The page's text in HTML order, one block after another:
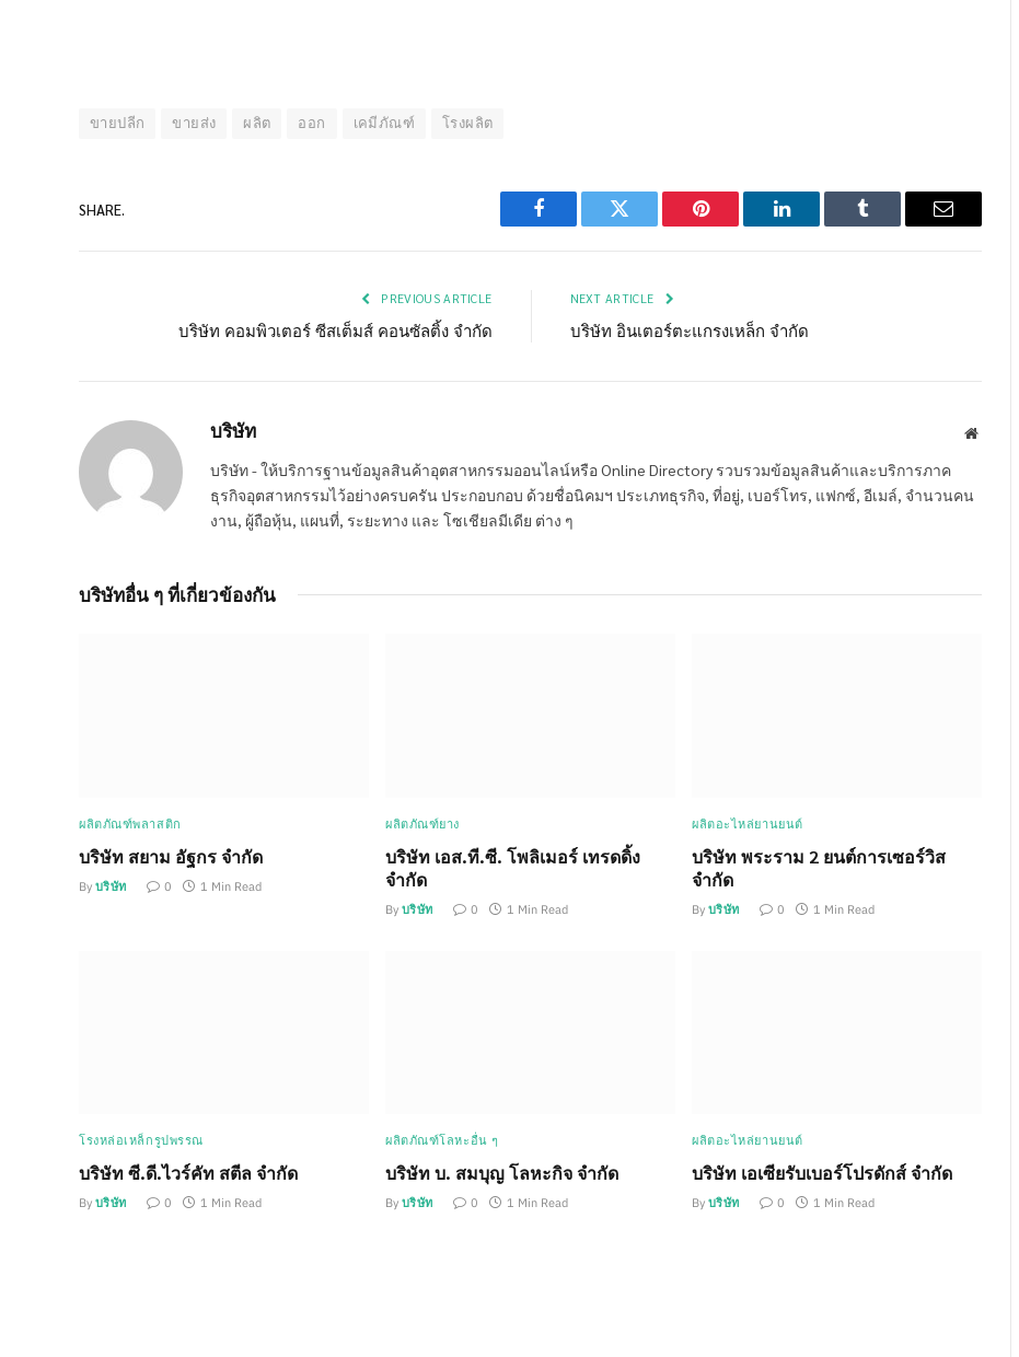
ขายปลีก ขายส่ง ผลิต ออก เคมีภัณฑ์ โรงผลิต
SHARE.
Facebook Twitter Pinterest LinkedIn Tumblr Email
PREVIOUS ARTICLE
บริษัท คอมพิวเตอร์ ซีสเต็มส์ คอนซัลติ้ง จำกัด
NEXT ARTICLE
บริษัท อินเตอร์ตะแกรงเหล็ก จำกัด
บริษัท Website
บริษัท - ให้บริการฐานข้อมูลสินค้าอุตสาหกรรมออนไลน์หรือ Online Directory รวบรวมข้อมูลสินค้าและบริการภาค
ธุรกิจอุตสาหกรรมไว้อย่างครบครัน ประกอบกอบ ด้วยชื่อนิคมฯ ประเภทธุรกิจ, ที่อยู่, เบอร์โทร, แฟกซ์, อีเมล์, จำนวนคน
งาน, ผู้ถือหุ้น, แผนที่, ระยะทาง และ โซเชียลมีเดีย ต่าง ๆ
บริษัทอื่น ๆ ที่เกี่ยวข้องกัน
ผลิตภัณฑ์พลาสติก
บริษัท สยาม อัฐกร จำกัด
By บริษัท 0 1 Min Read
ผลิตภัณฑ์ยาง
บริษัท เอส.ที.ซี. โพลิเมอร์ เทรดดิ้ง
จำกัด
By บริษัท 0 1 Min Read
ผลิตอะไหล่ยานยนต์
บริษัท พระราม 2 ยนต์การเซอร์วิส
จำกัด
By บริษัท 0 1 Min Read
โรงหล่อเหล็กรูปพรรณ
บริษัท ซี.ดี.ไวร์คัท สตีล จำกัด
By บริษัท 0 1 Min Read
ผลิตภัณฑ์โลหะอื่น ๆ
บริษัท บ. สมบุญ โลหะกิจ จำกัด
By บริษัท 0 1 Min Read
ผลิตอะไหล่ยานยนต์
บริษัท เอเซียรับเบอร์โปรดักส์ จำกัด
By บริษัท 0 1 Min Read